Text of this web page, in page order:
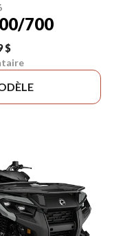
700
$